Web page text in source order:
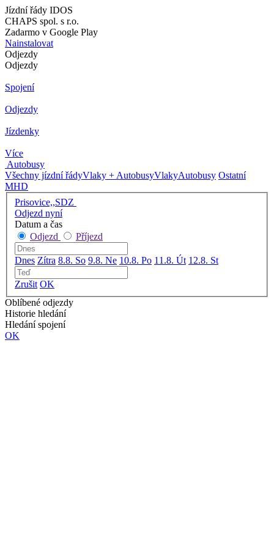
Jízdní řády IDOS
CHAPS spol. s r.o.
Zadarmo v Google Play
Nainstalovat
Odjezdy
Odjezdy
Spojení
Odjezdy
Jízdenky
Více
Autobusy
Všechny jízdní řádyVlaky + AutobusyVlakyAutobusy Ostatní
MHD
Prisovice,,SDZ
Odjezd nyní
Datum a čas
Odjezd
Příjezd
Dnes Zítra 8.8. So 9.8. Ne 10.8. Po 11.8. Út 12.8. St
Zrušit OK
Oblíbené odjezdy
Historie hledání
Hledání spojení
OK